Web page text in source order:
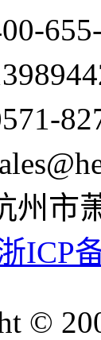
州市
ICP
©